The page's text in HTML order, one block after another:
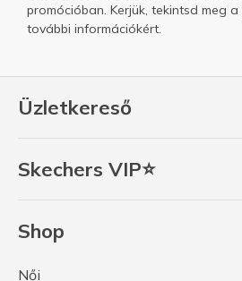
Üzletkereső
Skechers VIP⭐
Shop
Női
promócióban. Kerjük, tekintsd meg a
további információkért.